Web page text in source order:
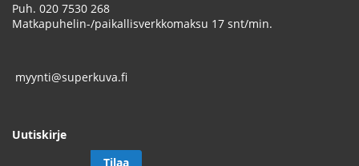
Puh. 020 7530 268
Matkapuhelin-/paikallisverkkomaksu 17 snt/min.
myynti@superkuva.fi
Uutiskirje
Tilaa